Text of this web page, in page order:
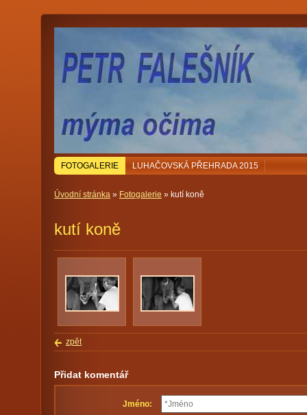
FOTOGALERIE LUHAČOVSKÁ PŘEHRADA 2015
Úvodní stránka » Fotogalerie » kutí koně
kutí koně
zpět
Přidat komentář
Jméno: